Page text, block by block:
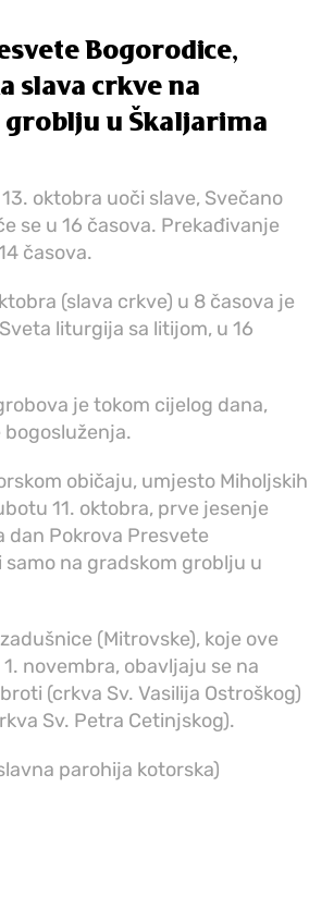
Bogorodice,
slava crkve na
groblju u Škaljarima
oktobra uoči slave, Svečano
se u 16 časova. Prekađivanje
časova.
(slava crkve) u 8 časova je
liturgija sa litijom, u 16
je tokom cijelog dana,
običaju, umjesto Miholjskih
11. oktobra, prve jesenje
dan Pokrova Presvete
samo na gradskom groblju u
(Mitrovske), koje ove
novembra, obavljaju se na
(crkva Sv. Vasilija Ostroškog)
Sv. Petra Cetinjskog).
parohija kotorska)